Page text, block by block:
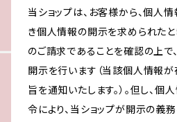
当ショップは、お客様から、個人
き個人情報の開示を求められたと
のご請求であることを確認の上で
開示を行います（当該個人情報
旨を通知いたします。）。但し、
令により、当ショップが開示の義